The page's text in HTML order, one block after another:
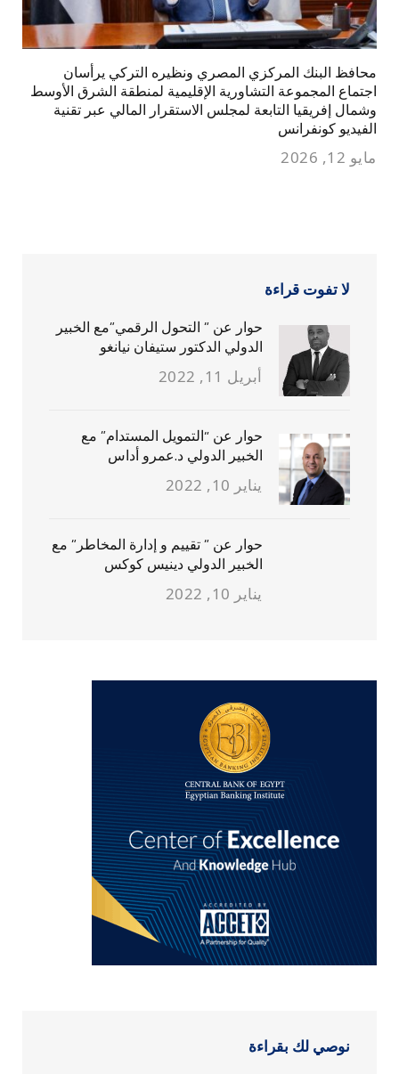
محافظ البنك المركزي المصري ونظيره التركي يرأسان
اجتماع المجموعة التشاورية الإقليمية لمنطقة الشرق الأوسط
وشمال إفريقيا التابعة لمجلس الاستقرار المالي عبر تقنية
الفيديو كونفرانس
مايو 12, 2026
لا تفوت قراءة
حوار عن ” التحول الرقمي”مع الخبير
الدولي الدكتور ستيفان نيانغو
أبريل 11, 2022
حوار عن “التمويل المستدام” مع
الخبير الدولي د.عمرو أداس
يناير 10, 2022
حوار عن ” تقييم و إدارة المخاطر” مع
الخبير الدولي دينيس كوكس
يناير 10, 2022
نوصي لك بقراءة